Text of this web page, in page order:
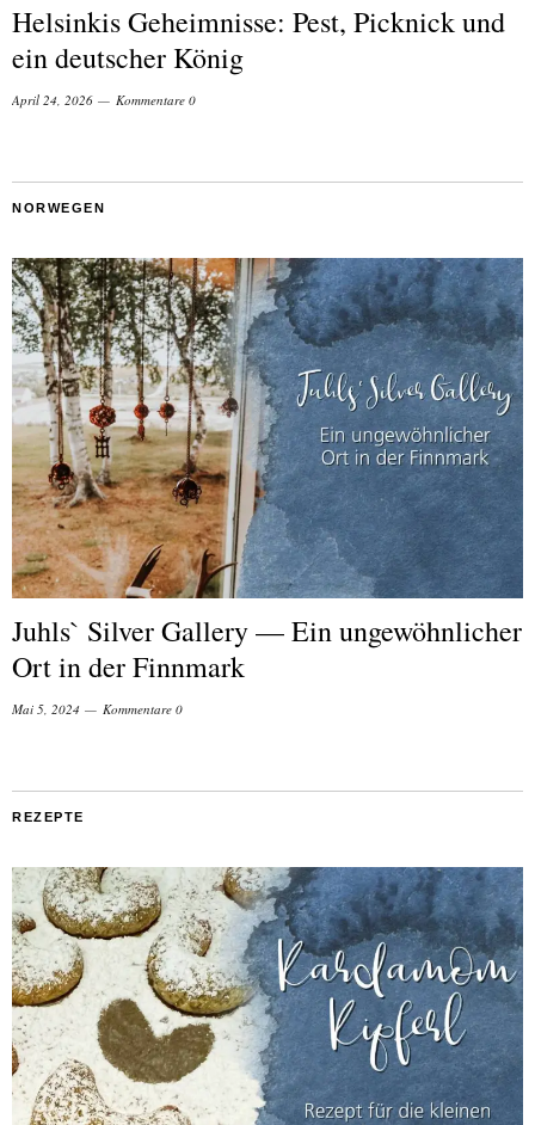
Helsinkis Geheimnisse: Pest, Picknick und
ein deutscher König
April 24, 2026 Kommentare 0
NORWEGEN
Juhls` Silver Gallery — Ein ungewöhnlicher
Ort in der Finnmark
Mai 5, 2024 Kommentare 0
REZEPTE